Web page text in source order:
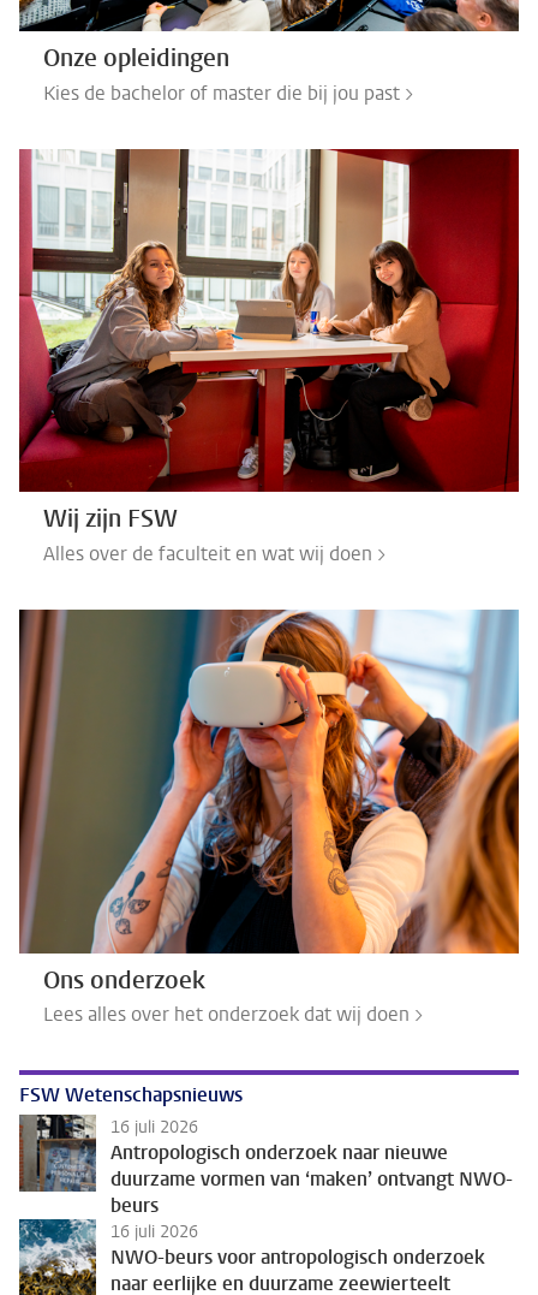
Onze opleidingen
Kies de bachelor of master die bij jou past >
Wij zijn FSW
Alles over de faculteit en wat wij doen >
Ons onderzoek
Lees alles over het onderzoek dat wij doen >
FSW Wetenschapsnieuws
16 juli 2026
Antropologisch onderzoek naar nieuwe
duurzame vormen van ‘maken’ ontvangt NWO-
beurs
16 juli 2026
NWO-beurs voor antropologisch onderzoek
naar eerlijke en duurzame zeewierteelt